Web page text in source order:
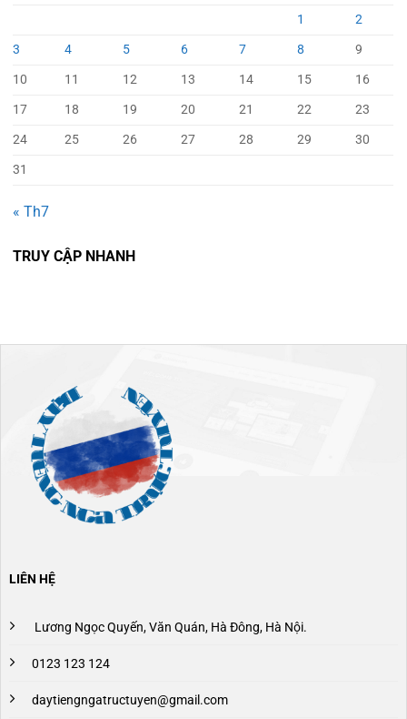
1
2
3
4 5 6 7 8
9
10
11 12 13 14 15
16
17
18 19 20 21 22
23
24
25 26 27 28 29
30
31
« Th7
TRUY CẬP NHANH
LIÊN HỆ
Lương Ngọc Quyến, Văn Quán, Hà Đông, Hà Nội.
0123 123 124
daytiengngatructuyen@gmail.com